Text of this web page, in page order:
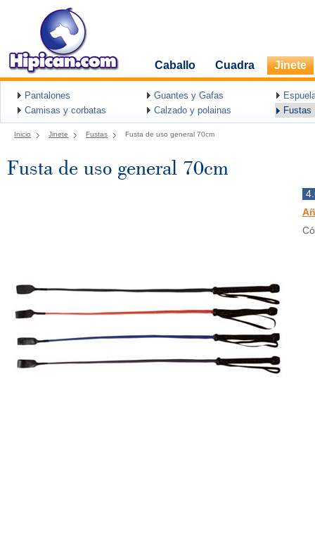
Caballo Cuadra Jinete
Pantalones Guantes y Gafas
Camisas y corbatas
Calzado y polainas Fustas
Inicio Jinete Fustas Fusta de uso general 70cm
Fusta de uso general 70cm